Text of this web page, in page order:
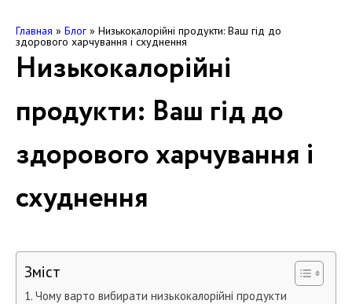
Главная » Блог » Низькокалорійні продукти: Ваш гід до
здорового харчування і схуднення
Низькокалорійні
продукти: Ваш гід до
здорового харчування і
схуднення
Зміст
Чому варто вибирати низькокалорійні продукти